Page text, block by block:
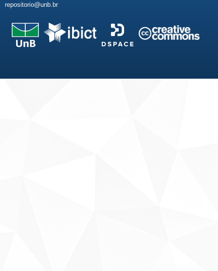
repositorio@unb.br